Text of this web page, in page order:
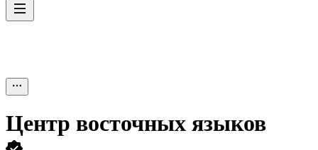
Центр восточных языков